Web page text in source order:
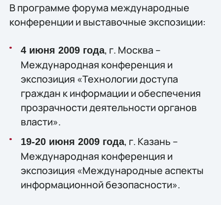
В программе форума международные
конференции и выставочные экспозиции:
4 июня 2009 года, г. Москва –
Международная конференция и
экспозиция «Технологии доступа
граждан к информации и обеспечения
прозрачности деятельности органов
власти».
19-20 июня 2009 года, г. Казань –
Международная конференция и
экспозиция «Международные аспекты
информационной безопасности».